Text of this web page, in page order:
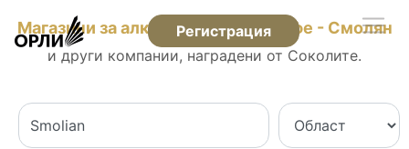
Регистрация
Магазини за алкохол, цигари и кафе - Смолян
и други компании, наградени от Соколите.